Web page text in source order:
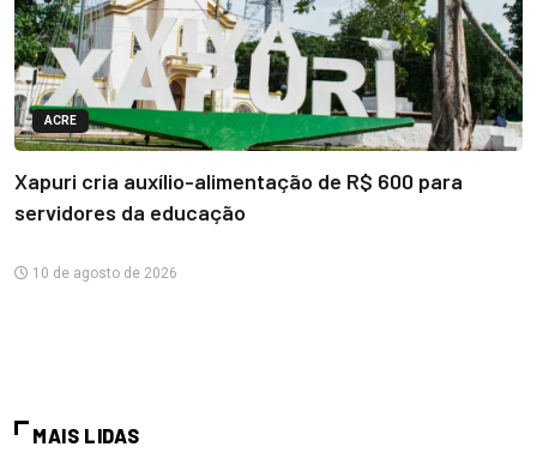
ACRE
Xapuri cria auxílio-alimentação de R$ 600 para
servidores da educação
10 de agosto de 2026
MAIS LIDAS